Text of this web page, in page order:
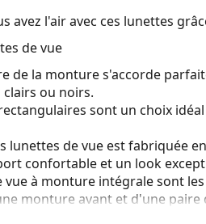
avez l'air avec ces lunettes
de vue
de la monture s'accorde
ou noirs.
sont un choix
lunettes de vue est fabriquée
confortable et un look
vue à monture intégrale sont
monture avant et d'une